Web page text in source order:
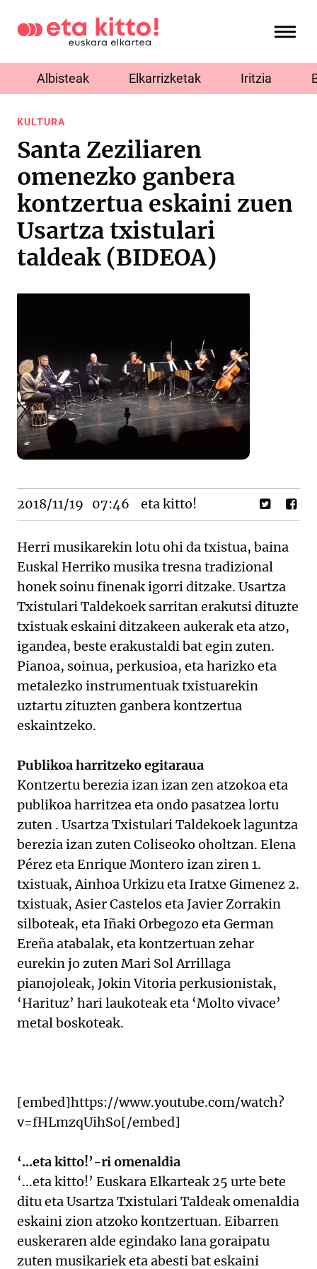
Albisteak Elkarrizketak Iritzia
KULTURA
Santa Zeziliaren
omenezko ganbera
kontzertua eskaini zuen
Usartza txistulari
taldeak (BIDEOA)
2018/11/19 07:46 eta kitto!
Herri musikarekin lotu ohi da txistua, baina
Euskal Herriko musika tresna tradizional
honek soinu finenak igorri ditzake. Usartza
Txistulari Taldekoek sarritan erakutsi dituzte
txistuak eskaini ditzakeen aukerak eta atzo,
igandea, beste erakustaldi bat egin zuten.
Pianoa, soinua, perkusioa, eta harizko eta
metalezko instrumentuak txistuarekin
uztartu zituzten ganbera kontzertua
eskaintzeko.
Publikoa harritzeko egitaraua
Kontzertu berezia izan izan zen atzokoa eta
publikoa harritzea eta ondo pasatzea lortu
zuten . Usartza Txistulari Taldekoek laguntza
berezia izan zuten Coliseoko oholtzan. Elena
Pérez eta Enrique Montero izan ziren 1.
txistuak, Ainhoa Urkizu eta Iratxe Gimenez 2.
txistuak, Asier Castelos eta Javier Zorrakin
silboteak, eta Iñaki Orbegozo eta German
Ereña atabalak, eta kontzertuan zehar
eurekin jo zuten Mari Sol Arrillaga
pianojoleak, Jokin Vitoria perkusionistak,
‘Harituz’ hari laukoteak eta ‘Molto vivace’
metal boskoteak.
[embed]https://www.youtube.com/watch?
v=fHLmzqUihSo[/embed]
‘...eta kitto!’-ri omenaldia
‘...eta kitto!’ Euskara Elkarteak 25 urte bete
ditu eta Usartza Txistulari Taldeak omenaldia
eskaini zion atzoko kontzertuan. Eibarren
euskeraren alde egindako lana goraipatu
zuten musikariek eta abesti bat eskaini